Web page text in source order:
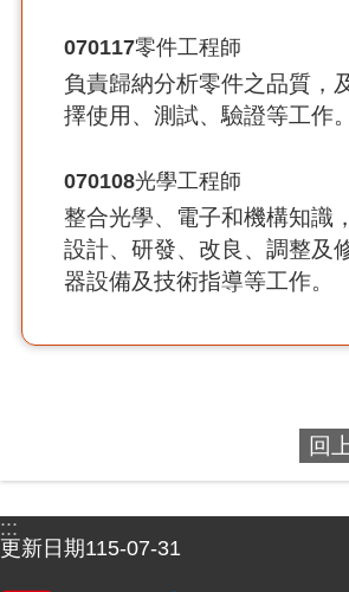
070117零件工程師
負責歸納分析零件之品質，
擇使用、測試、驗證等工作。
070108光學工程師
整合光學、電子和機構知識
設計、研發、改良、調整及
器設備及技術指導等工作。
回
:::
更新日期115-07-31